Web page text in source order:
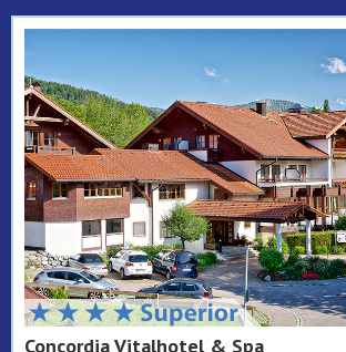
Concordia Vitalhotel & Spa